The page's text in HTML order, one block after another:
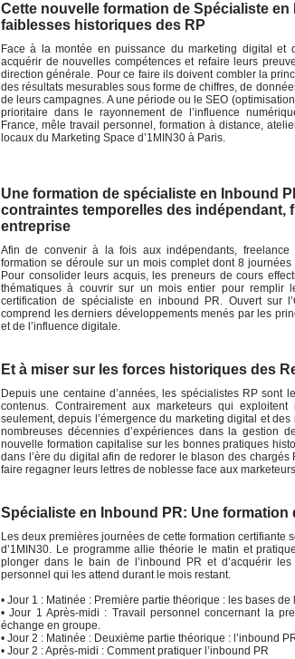
Cette nouvelle formation de Spécialiste
faiblesses historiques des RP
Face à la montée en puissance du marketing digital et
acquérir de nouvelles compétences et refaire leurs
direction générale. Pour ce faire ils doivent combler la
des résultats mesurables sous forme de chiffres, de
de leurs campagnes. A une période ou le SEO
prioritaire dans le rayonnement de l’influence
France, mêle travail personnel, formation à distance,
locaux du Marketing Space d’1MIN30 à Paris.
Une formation de spécialiste en Inbound
contraintes temporelles des indépendant,
entreprise
Afin de convenir à la fois aux indépendants,
formation se déroule sur un mois complet dont 8
Pour consolider leurs acquis, les preneurs de cours
thématiques à couvrir sur un mois entier pour remplir
certification de spécialiste en inbound PR. Ouvert sur
comprend les derniers développements menés par les
et de l’influence digitale.
Et à miser sur les forces historiques des
Depuis une centaine d’années, les spécialistes RP sont
contenus. Contrairement aux marketeurs qui
seulement, depuis l’émergence du marketing digital et
nombreuses décennies d’expériences dans la gestion
nouvelle formation capitalise sur les bonnes pratiques
dans l’ère du digital afin de redorer le blason des
faire regagner leurs lettres de noblesse face aux
Spécialiste en Inbound PR: Une
Les deux premières journées de cette formation certifiante
d’1MIN30. Le programme allie théorie le matin et
plonger dans le bain de l’inbound PR et d’acquérir
personnel qui les attend durant le mois restant.
• Jour 1 : Matinée : Première partie théorique : les bases de
• Jour 1 Après-midi : Travail personnel concernant la
échange en groupe.
• Jour 2 : Matinée : Deuxième partie théorique : l’inbound
• Jour 2 : Après-midi : Comment pratiquer l’inbound PR